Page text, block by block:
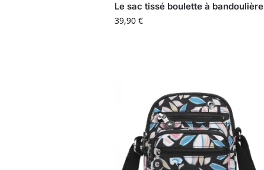
Le sac tissé boulette à bandoulière
39,90€